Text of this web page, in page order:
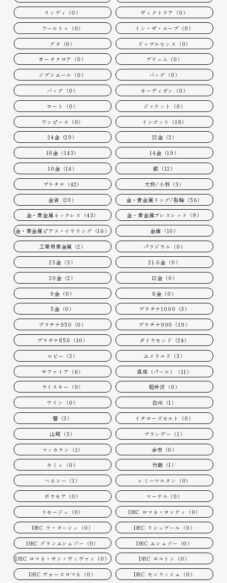
リンディ（0） ヴィクトリア（0）
フールトゥ（0） イン・ザ・ループ（0）
ゲタ（0） ドゥブルセンス（0）
オータクロア（0） プリュム（0）
ジプシエール（0） バッグ（0）
バッグ（0） カーディガン（0）
コート（0） ジャケット（0）
ワンピース（0） インゴット（18）
24金（29） 22金（2）
18金（143） 14金（19）
10金（14） 銀（12）
プラチナ（42） 大判/小判（3）
金貨（20） 金・貴金属リング/指輪（56）
金・貴金属ネックレス（43） 金・貴金属ブレスレット（9）
金・貴金属ピアス・イヤリング（16） 金歯（10）
工業用貴金属（2） パラジウム（0）
23金（3） 21.6金（0）
20金（2） 12金（0）
9金（0） 8金（0）
5金（0） プラチナ1000（3）
プラチナ950（0） プラチナ900（19）
プラチナ850（10） ダイヤモンド（24）
ルビー（3） エメラルド（3）
サファイア（6） 真珠（パール）（11）
ウイスキー（9） 軽井沢（0）
ワイン（0） 白州（1）
響（3） イチローズモルト（0）
山崎（3） ブランデー（1）
マッカラン（1） 余市（0）
カミュ（0） 竹鶴（1）
ヘネシー（1） レミーマルタン（0）
ボウモア（0） マーテル（0）
リモージュ（0） DRC ロマネ・コンティ（0）
DRC ラ・ターシュ（0） DRC リシュブール（0）
DRC グランエシェゾー（0） DRC エシェゾー（0）
DRC ロマネ・サン・ヴィヴァン（0） DRC コルトン（0）
DRC ヴォーヌロマネ（0） DRC モンラッシェ（0）